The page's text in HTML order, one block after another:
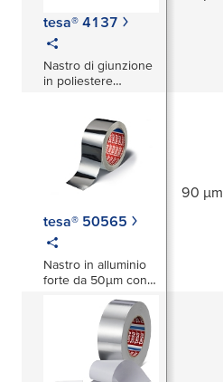
tesa® 4137
Nastro di giunzione
in poliestere
tesa® 50565
Nastro in alluminio
forte da 50 µm con e
senza liner (PV1 e
90 µm